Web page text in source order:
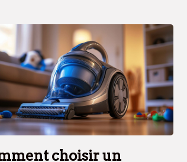
choisir un